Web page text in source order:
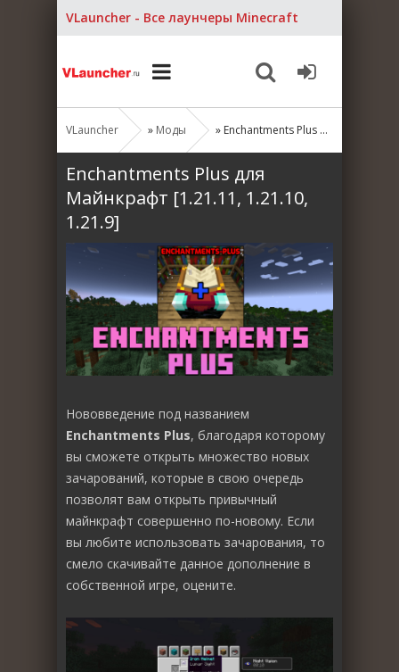
VLauncher - Все лаунчеры Minecraft
VLauncher » Моды » Enchantments Plus для Майнкрафт [1.21.11, 1.21.10, 1.21.9]
Enchantments Plus для
Майнкрафт [1.21.11, 1.21.10,
1.21.9]
Нововведение под названием
Enchantments Plus, благодаря которому
вы сможете открыть множество новых
зачарований, которые в свою очередь
позволят вам открыть привычный
майнкрафт совершенно по-новому. Если
вы любите использовать зачарования, то
смело скачивайте данное дополнение в
собственной игре, оцените.